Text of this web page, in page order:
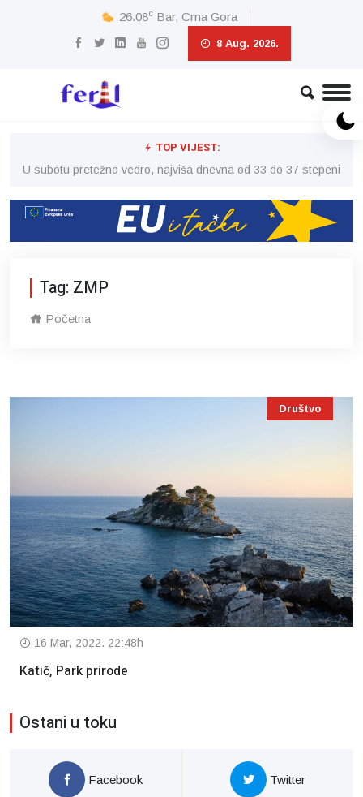
26.08c Bar, Crna Gora
8 Aug. 2026.
TOP VIJEST:
U subotu pretežno vedro, najviša dnevna od 33 do 37 stepeni
Tag: ZMP
Početna
Društvo
16 Mar, 2022. 22:48h
Katič, Park prirode
Ostani u toku
Facebook Twitter